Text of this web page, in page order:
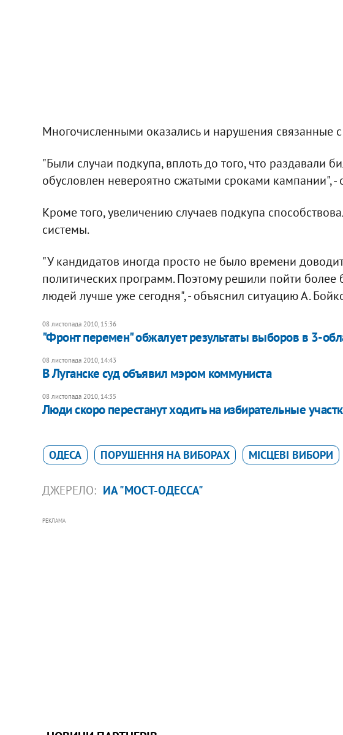
Многочисленными оказались и нарушения связанные
"Были случаи подкупа, вплоть до того, что раздавали
обусловлен невероятно сжатыми сроками кампании", -
Кроме того, увеличению случаев подкупа
системы.
"У кандидатов иногда просто не было времени
политических программ. Поэтому решили пойти более
людей лучше уже сегодня", - объяснил ситуацию А.
08 листопада 2010, 15:36
"Фронт перемен" обжалует результаты выборов в 3-
08 листопада 2010, 14:43
В Луганске суд объявил мэром коммуниста
08 листопада 2010, 14:35
Люди скоро перестанут ходить на избирательные
ОДЕСА ПОРУШЕННЯ НА ВИБОРАХ МІСЦЕВІ ВИБОРИ
ДЖЕРЕЛО: ИА "МОСТ-ОДЕССА"
РЕКЛАМА